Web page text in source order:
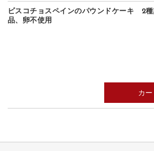
ビスコチョスペインのパウンドケーキ 2
品、卵不使用